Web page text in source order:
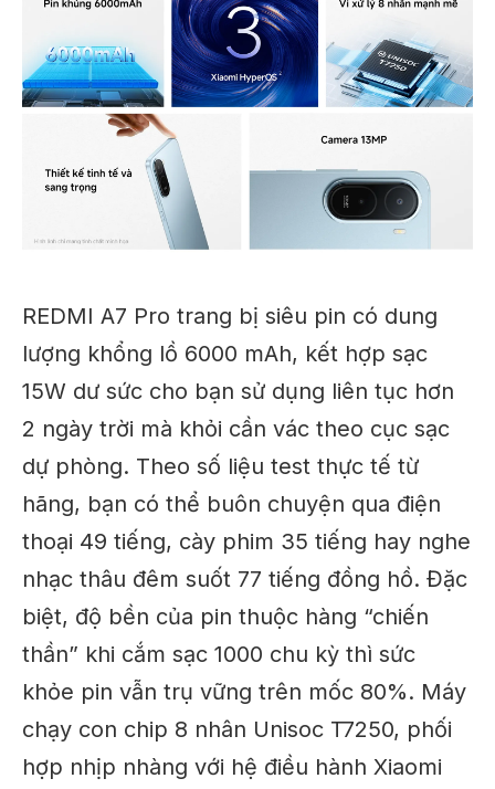
REDMI A7 Pro trang bị siêu pin có dung
lượng khổng lồ 6000 mAh, kết hợp sạc
15W dư sức cho bạn sử dụng liên tục hơn
2 ngày trời mà khỏi cần vác theo cục sạc
dự phòng. Theo số liệu test thực tế từ
hãng, bạn có thể buôn chuyện qua điện
thoại 49 tiếng, cày phim 35 tiếng hay nghe
nhạc thâu đêm suốt 77 tiếng đồng hồ. Đặc
biệt, độ bền của pin thuộc hàng “chiến
thần” khi cắm sạc 1000 chu kỳ thì sức
khỏe pin vẫn trụ vững trên mốc 80%. Máy
chạy con chip 8 nhân Unisoc T7250, phối
hợp nhịp nhàng với hệ điều hành Xiaomi